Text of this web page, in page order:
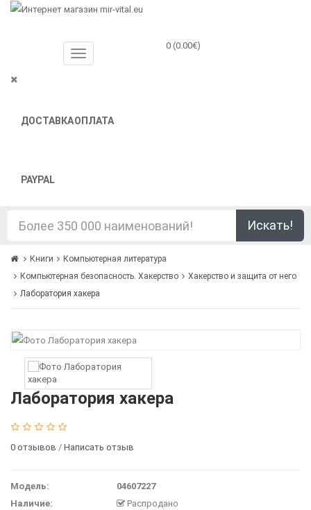
ДОСТАВКАОПЛАТА
PAYPAL
0 (0.00€)
Искать!
Книги
Компьютерная литература
Компьютерная безопасность. Хакерство
Хакерство и защита от него
Лаборатория хакера
Лаборатория хакера
0 отзывов / Написать отзыв
Модель:
04607227
Наличие:
Распродано